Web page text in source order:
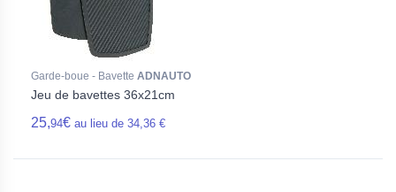
Garde-boue - Bavette ADNAUTO
Jeu de bavettes 36x21cm
25,94€ au lieu de 34,36 €